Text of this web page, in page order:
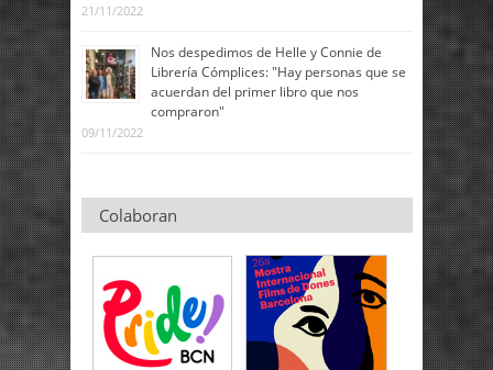
21/11/2022
Nos despedimos de Helle y Connie de
Librería Cómplices: "Hay personas que se
acuerdan del primer libro que nos
compraron"
09/11/2022
Colaboran